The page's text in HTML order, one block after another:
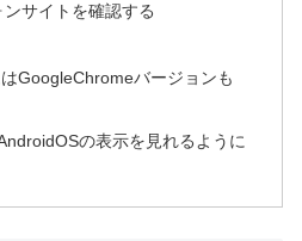
サイトを確認する
GoogleChromeバージョンも
の表示を見れるように